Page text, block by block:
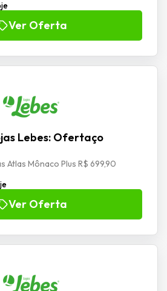
Ver Oferta
Lebes: Ofertaço
Atlas Mônaco Plus R$ 699,90
Ver Oferta